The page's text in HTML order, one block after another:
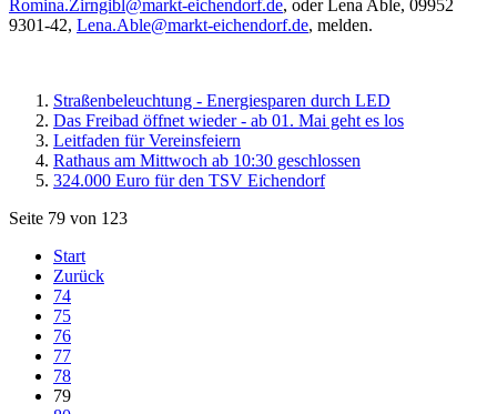
Romina.Zirngibl@markt-eichendorf.de, oder Lena Able, 09952
9301-42, Lena.Able@markt-eichendorf.de, melden.
Straßenbeleuchtung - Energiesparen durch LED
Das Freibad öffnet wieder - ab 01. Mai geht es los
Leitfaden für Vereinsfeiern
Rathaus am Mittwoch ab 10:30 geschlossen
324.000 Euro für den TSV Eichendorf
Seite 79 von 123
Start
Zurück
74
75
76
77
78
79